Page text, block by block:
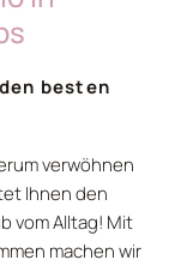
besten
verwöhnen
Ihnen den
vom Alltag! Mit
machen wir